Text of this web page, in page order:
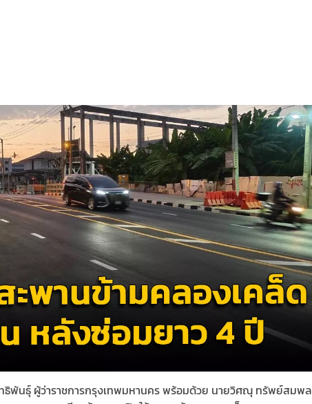
ธิพันธุ์ ผู้ว่าราชการกรุงเทพมหานคร พร้อมด้วย นายวิศณุ ทรัพย์สมพล